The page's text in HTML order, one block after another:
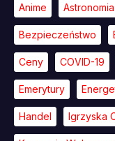
Anime Astronomia
Bezpieczeństwo
Ceny COVID-19
Emerytury
Handel Igrzyska